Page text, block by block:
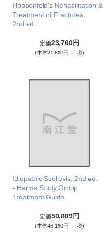
Hoppenfeld's Rehabilitation &
Treatment of Fractures,
2nd ed.
定価23,760円
(本体21,600円 ＋ 税)
Idiopathic Scoliosis, 2nd ed.
- Harms Study Group
Treatment Guide
定価50,809円
(本体46,190円 ＋ 税)